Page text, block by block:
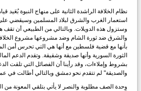
نظام الخلافة الراشدة الثانية على منهاج النبوة بُعَيد
استعمار الغرب والشرق لبلاد المسلمين وسيقضي
وستزول هذه الدويلات. وبالتالي من الطبيعي أن
والشرق ضد ثورة الشام وضد مشروعها مشروع
بأنها مع قضية فلسطين مع أنها هي التي تحرس أمن
الثورة السورية وأنها صديقة وشقيقة. وتقدم الدعم
بشروط وإملاءات، وقد رأينا أن الفصائل التي تلقت
والصديقة" لم تتقدم نحو دمشق وبالتالي أطالت في
وِحدة الصف مطلوبة والنصر لا يأتي بتلقي المعونة من